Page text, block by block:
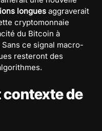
longues aggraverait
cryptomonnaie
du Bitcoin à
Sans ce signal macro-
resteront des
contexte de